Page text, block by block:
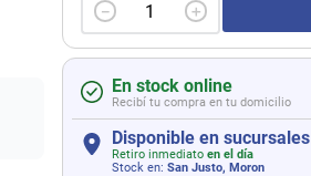
＋
－
En stock online
Recibí tu compra en tu domicilio
Disponible en sucursales
Retiro inmediato en el día
Stock en: San Justo, Moron